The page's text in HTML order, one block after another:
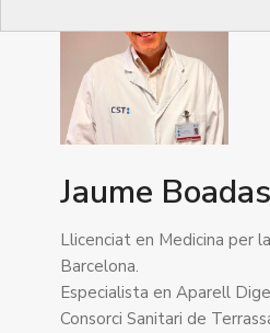
Jaume
Llicenciat en Medicina per
Barcelona.
Especialista en Aparell
Consorci Sanitari de